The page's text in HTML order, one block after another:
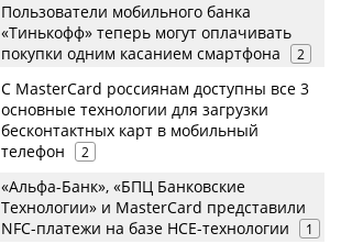
Пользователи мобильного банка
«Тинькофф» теперь могут оплачивать
покупки одним касанием смартфона
2
С MasterCard россиянам доступны все 3
основные технологии для загрузки
бесконтактных карт в мобильный
телефон
2
«Альфа-Банк», «БПЦ Банковские
Технологии» и MasterCard представили
NFC-платежи на базе НСЕ-технологии
1